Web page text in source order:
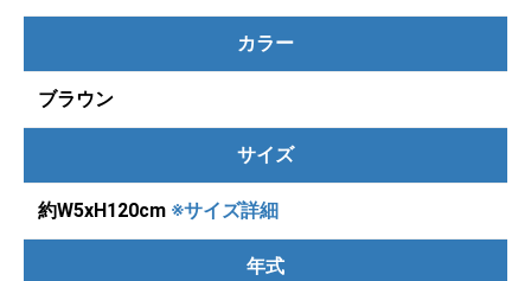
カラー
ブラウン
サイズ
約W5xH120cm ※サイズ詳細
年式